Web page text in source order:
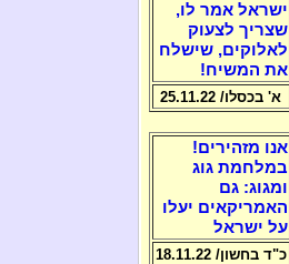
ישראל אמר לו,
שצריך לצעוק
לאלוקים, שישלח
את המשיח!
א' בכסלו/ 25.11.22
אנו מזהירים!
במלחמת גוג
ומגוג: גם
האמריקאים יעלו
על ישראל
כ"ד בחשון/ 18.11.22